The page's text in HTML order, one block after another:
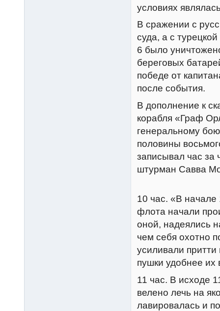
условиях
В сражении с
суда, а с
6 было
береговых
победе от
после события.
В дополнение к
корабля «Граф
генеральному
половины
записывал час
штурман Савва
10 час. «В начале
флота начали
оной, надеялись
чем себя охотно
усиливали
пушки удобнее их
11 час. В исходе
велено лечь на
лавировалась и